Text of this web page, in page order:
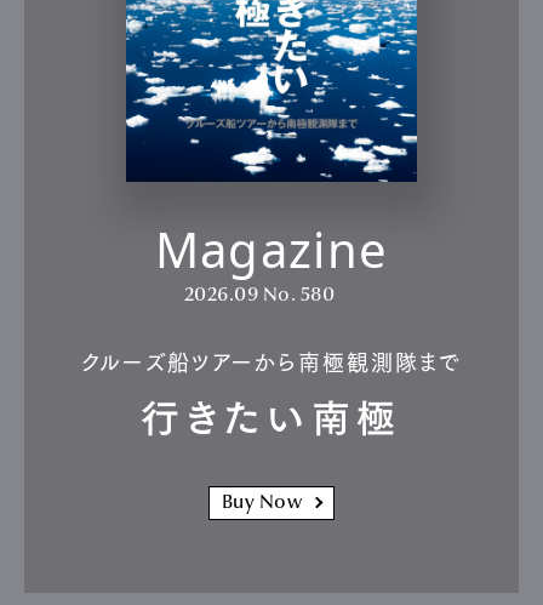
Magazine
2026.09 No. 580
クルーズ船ツアーから南極観測隊まで
行きたい南極
Buy Now